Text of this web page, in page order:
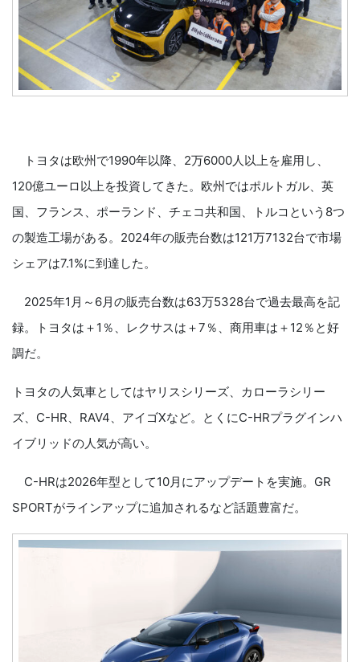
トヨタは欧州で1990年以降、2万6000人以上を雇用し、
120億ユーロ以上を投資してきた。欧州ではポルトガル、英
国、フランス、ポーランド、チェコ共和国、トルコという8つ
の製造工場がある。2024年の販売台数は121万7132台で市場
シェアは7.1%に到達した。
2025年1月～6月の販売台数は63万5328台で過去最高を記
録。トヨタは＋1％、レクサスは＋7％、商用車は＋12％と好
調だ。
トヨタの人気車としてはヤリスシリーズ、カローラシリー
ズ、C-HR、RAV4、アイゴXなど。とくにC-HRプラグインハ
イブリッドの人気が高い。
C-HRは2026年型として10月にアップデートを実施。GR
SPORTがラインアップに追加されるなど話題豊富だ。